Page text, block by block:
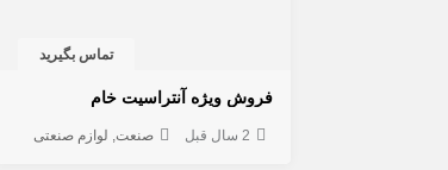
تماس بگیرید
فروش ویژه آنتراسیت خام
2 سال قبل صنعت لوازم صنعتی